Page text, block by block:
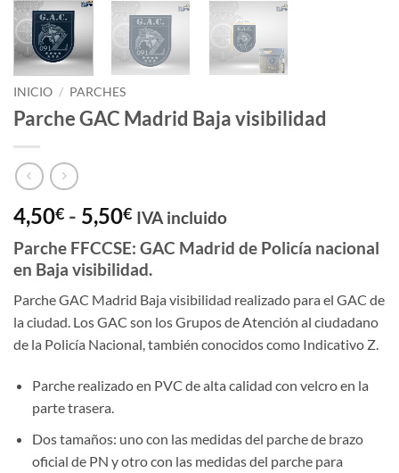
INICIO / PARCHES
Parche GAC Madrid Baja visibilidad
4,50€ - 5,50€Rango
de
precios:
desde
4,50€
hasta
5,50€
IVA incluido
Parche FFCCSE: GAC Madrid de Policía nacional
en Baja visibilidad.
Parche GAC Madrid Baja visibilidad realizado para el GAC de
la ciudad. Los GAC son los Grupos de Atención al ciudadano
de la Policía Nacional, también conocidos como Indicativo Z.
Parche realizado en PVC de alta calidad con velcro en la
parte trasera.
Dos tamaños: uno con las medidas del parche de brazo
oficial de PN y otro con las medidas del parche para